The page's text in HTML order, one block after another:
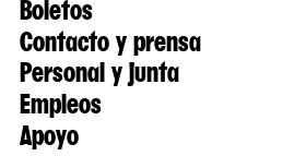
Contacto y prensa
Personal y junta
Empleos
Apoyo